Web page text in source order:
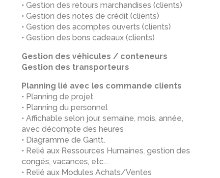
• Gestion des retours marchandises (clients)
• Gestion des notes de crédit (clients)
• Gestion des acomptes ouverts (clients)
• Gestion des bons cadeaux (clients)
Gestion des véhicules / conteneurs
Gestion des transporteurs
Planning lié avec les commande clients
• Planning de projet
• Planning du personnel
• Affichable selon jour, semaine, mois, année,
avec décompte des heures
• Diagramme de Gantt.
• Relié aux Ressources Humaines, gestion des
congés, vacances, etc...
• Relié aux Modules Achats/Ventes